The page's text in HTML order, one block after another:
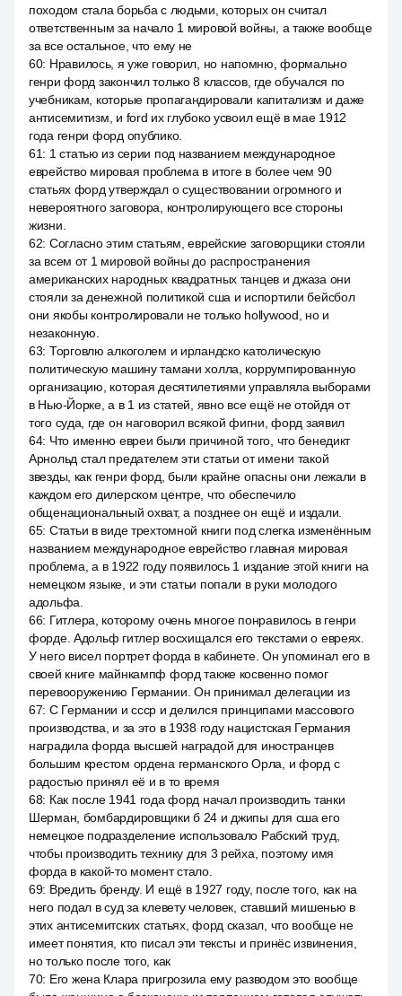
походом стала борьба с людьми, которых он считал
ответственным за начало 1 мировой войны, а также вообще
за все остальное, что ему не
60: Нравилось, я уже говорил, но напомню, формально
генри форд закончил только 8 классов, где обучался по
учебникам, которые пропагандировали капитализм и даже
антисемитизм, и ford их глубоко усвоил ещё в мае 1912
года генри форд опублико.
61: 1 статью из серии под названием международное
еврейство мировая проблема в итоге в более чем 90
статьях форд утверждал о существовании огромного и
невероятного заговора, контролирующего все стороны
жизни.
62: Согласно этим статьям, еврейские заговорщики стояли
за всем от 1 мировой войны до распространения
американских народных квадратных танцев и джаза они
стояли за денежной политикой сша и испортили бейсбол
они якобы контролировали не только hollywood, но и
незаконную.
63: Торговлю алкоголем и ирландско католическую
политическую машину тамани холла, коррумпированную
организацию, которая десятилетиями управляла выборами
в Нью-Йорке, а в 1 из статей, явно все ещё не отойдя от
того суда, где он наговорил всякой фигни, форд заявил
64: Что именно евреи были причиной того, что бенедикт
Арнольд стал предателем эти статьи от имени такой
звезды, как генри форд, были крайне опасны они лежали в
каждом его дилерском центре, что обеспечило
общенациональный охват, а позднее он ещё и издали.
65: Статьи в виде трехтомной книги под слегка изменённым
названием международное еврейство главная мировая
проблема, а в 1922 году появилось 1 издание этой книги на
немецком языке, и эти статьи попали в руки молодого
адольфа.
66: Гитлера, которому очень многое понравилось в генри
форде. Адольф гитлер восхищался его текстами о евреях.
У него висел портрет форда в кабинете. Он упоминал его в
своей книге майнкампф форд также косвенно помог
перевооружению Германии. Он принимал делегации из
67: С Германии и ссср и делился принципами массового
производства, и за это в 1938 году нацистская Германия
наградила форда высшей наградой для иностранцев
большим крестом ордена германского Орла, и форд с
радостью принял её и в то время
68: Как после 1941 года форд начал производить танки
Шерман, бомбардировщики б 24 и джипы для сша его
немецкое подразделение использовало Рабский труд,
чтобы производить технику для 3 рейха, поэтому имя
форда в какой-то момент стало.
69: Вредить бренду. И ещё в 1927 году, после того, как на
него подал в суд за клевету человек, ставший мишенью в
этих антисемитских статьях, форд сказал, что вообще не
имеет понятия, кто писал эти тексты и принёс извинения,
но только после того, как
70: Его жена Клара пригрозила ему разводом это вообще